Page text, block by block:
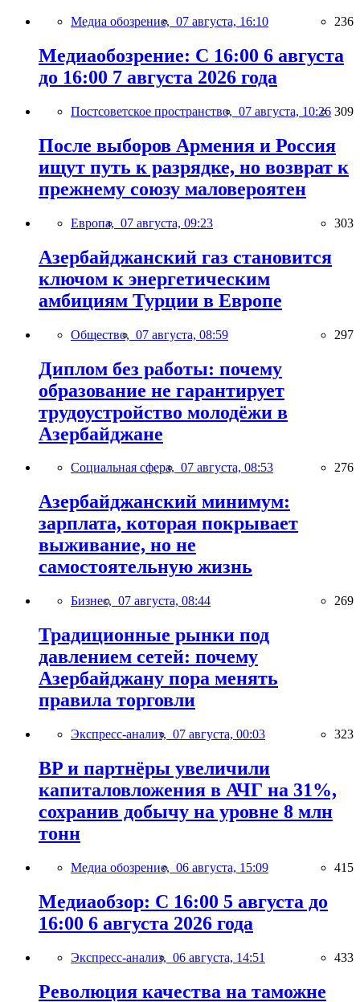
Медиа обозрение, 07 августа, 16:10 236
Медиаобозрение: С 16:00 6 августа
до 16:00 7 августа 2026 года
Постсоветское пространство, 07 августа, 10:26 309
После выборов Армения и Россия
ищут путь к разрядке, но возврат к
прежнему союзу маловероятен
Европа, 07 августа, 09:23 303
Азербайджанский газ становится
ключом к энергетическим
амбициям Турции в Европе
Общество, 07 августа, 08:59 297
Диплом без работы: почему
образование не гарантирует
трудоустройство молодёжи в
Азербайджане
Социальная сфера, 07 августа, 08:53 276
Азербайджанский минимум:
зарплата, которая покрывает
выживание, но не
самостоятельную жизнь
Бизнес, 07 августа, 08:44 269
Традиционные рынки под
давлением сетей: почему
Азербайджану пора менять
правила торговли
Экспресс-анализ, 07 августа, 00:03 323
BP и партнёры увеличили
капиталовложения в АЧГ на 31%,
сохранив добычу на уровне 8 млн
тонн
Медиа обозрение, 06 августа, 15:09 415
Медиаобзор: С 16:00 5 августа до
16:00 6 августа 2026 года
Экспресс-анализ, 06 августа, 14:51 433
Революция качества на таможне